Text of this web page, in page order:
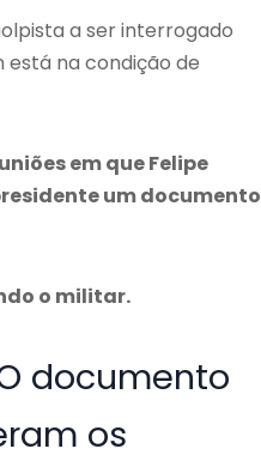
a ser interrogado
na condição de
em que Felipe
um documento
o militar.
documento
os